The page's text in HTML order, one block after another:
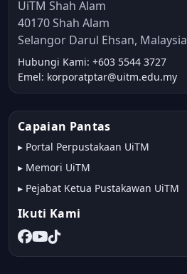
UiTM Shah Alam
40170 Shah Alam
Selangor Darul Ehsan, Malaysia
Hubungi Kami: +603 5544 3727
Emel: korporatptar@uitm.edu.my
Capaian Pantas
▸ Portal Perpustakaan UiTM
▸ Memori UiTM
▸ Pejabat Ketua Pustakawan UiTM
Ikuti Kami